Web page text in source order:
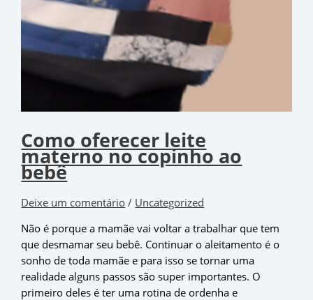
Como oferecer leite
materno no copinho ao
bebê
Deixe um comentário / Uncategorized
Não é porque a mamãe vai voltar a trabalhar que tem
que desmamar seu bebê. Continuar o aleitamento é o
sonho de toda mamãe e para isso se tornar uma
realidade alguns passos são super importantes. O
primeiro deles é ter uma rotina de ordenha e